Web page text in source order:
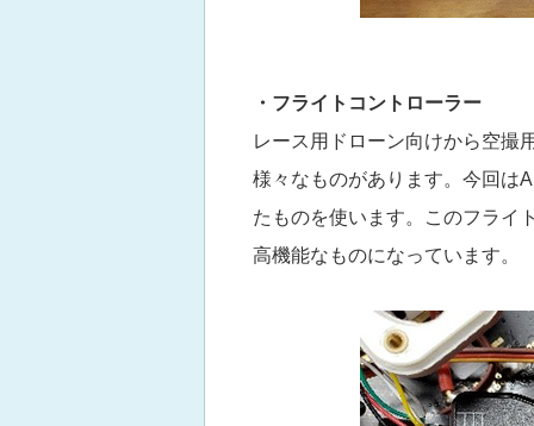
・フライトコントローラー
レース用ドローン向けから空撮
様々なものがあります。今回は
たものを使います。このフライ
高機能なものになっています。